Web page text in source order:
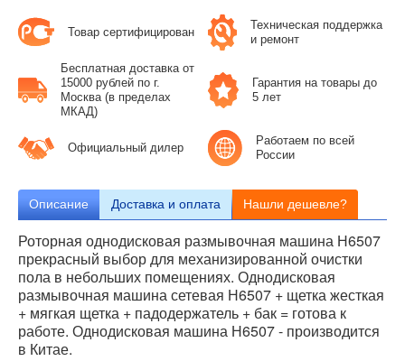
Товар сертифицирован
Техническая поддержка
и ремонт
Бесплатная доставка от
15000 рублей по г.
Москва (в пределах
МКАД)
Гарантия на товары до
5 лет
Официальный дилер
Работаем по всей
России
Описание Доставка и оплата Нашли дешевле?
Роторная однодисковая размывочная машина Н6507
прекрасный выбор для механизированной очистки
пола в небольших помещениях. Однодисковая
размывочная машина сетевая Н6507 + щетка жесткая
+ мягкая щетка + падодержатель + бак = готова к
работе. Однодисковая машина Н6507 - производится
в Китае.